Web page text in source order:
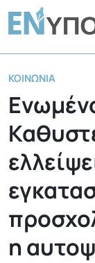
ΚΟΙΝΩΝΊΑ
η